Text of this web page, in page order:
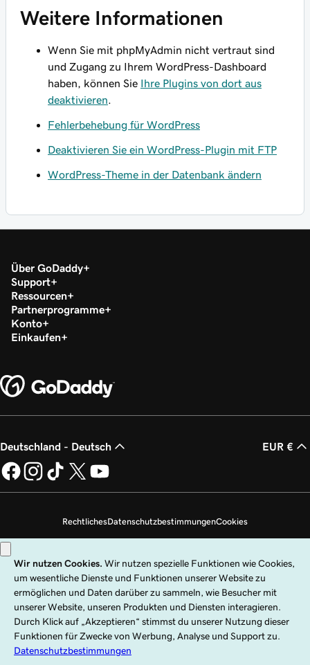
Weitere Informationen
Wenn Sie mit phpMyAdmin nicht vertraut sind
und Zugang zu Ihrem WordPress-Dashboard
haben, können Sie Ihre Plugins von dort aus
deaktivieren
Fehlerbehebung für WordPress
Deaktivieren Sie ein WordPress-Plugin mit FTP
WordPress-Theme in der Datenbank ändern
Über GoDaddy
Support
Ressourcen
Partnerprogramme
Konto
Einkaufen
Deutschland - Deutsch EUR €
RechtlichesDatenschutzbestimmungenCookies
Copyright © 1999 – 2026 GoDaddy Operating Company, LLC. Alle Rechte
vorbehalten. Die Wortmarke GoDaddy ist eine eingetragene Marke von
GoDaddy Operating Company, LLC in den USA und anderen Ländern. Das
„GO“-Logo ist eine eingetragene Marke von GoDaddy.com, LLC in den USA.
Die Nutzung dieser Website unterliegt ausdrücklichen Nutzungsbedingungen.
Die Nutzung dieser Website bedeutet die Zustimmung zu den